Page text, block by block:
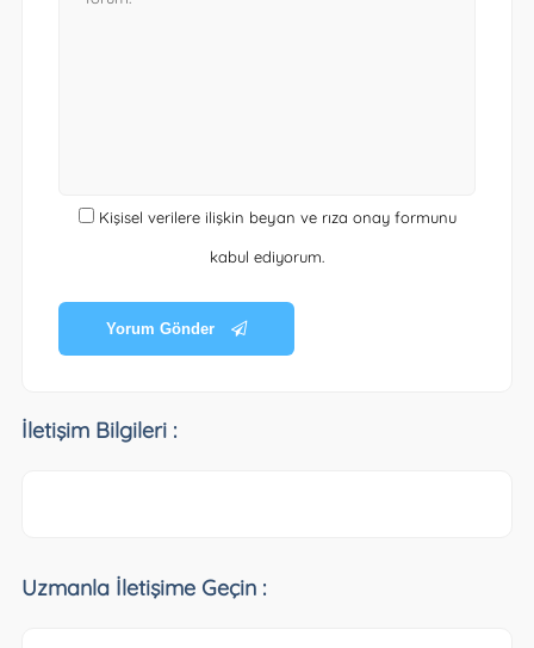
Kişisel verilere ilişkin beyan ve rıza onay formunu
kabul ediyorum.
Yorum Gönder
İletişim Bilgileri :
Uzmanla İletişime Geçin :